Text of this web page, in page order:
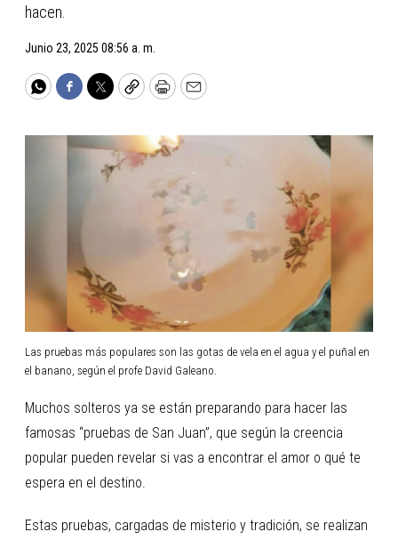
hacen.
Junio 23, 2025 08:56 a. m.
WhatsApp
Facebook
TwitterCopyPrintEmail
Las pruebas más populares son las gotas de vela en el agua y el puñal en
el banano, según el profe David Galeano.
Muchos solteros ya se están preparando para hacer las
famosas “pruebas de San Juan”, que según la creencia
popular pueden revelar si vas a encontrar el amor o qué te
espera en el destino.
Estas pruebas, cargadas de misterio y tradición, se realizan